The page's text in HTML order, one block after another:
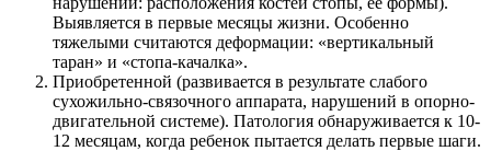
Выявляется в первые месяцы жизни. Особенно
тяжелыми считаются деформации: «вертикальный
таран» и «стопа-качалка».
Приобретенной (развивается в результате слабого
сухожильно-связочного аппарата, нарушений в опорно-
двигательной системе). Патология обнаруживается к 10-
12 месяцам, когда ребенок пытается делать первые шаги.